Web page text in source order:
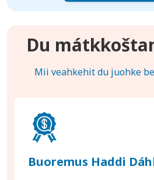
Du
Mii veahkehit du juohke
Buoremus Haddi